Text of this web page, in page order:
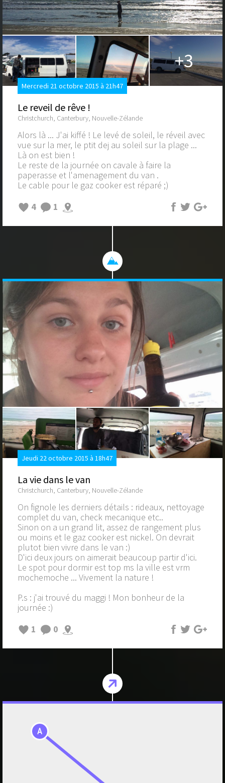
+3
Mercredi 21 octobre 2015 à 21h47
Le reveil de rêve !
Christchurch, Canterbury, Nouvelle-Zélande
Alors là ... J'ai kiffé ! Le levé de soleil, le réveil avec
vue sur la mer, le ptit dej au soleil sur la plage ...
Là on est bien !
Le reste de la journée on cavale à faire la
paperasse et l'amenagement du van .
Le cable pour le gaz cooker est réparé ;)
4
1
Jeudi 22 octobre 2015 à 18h47
La vie dans le van
Christchurch, Canterbury, Nouvelle-Zélande
On fignole les derniers détails : rideaux, nettoyage
complet du van, check mecanique etc..
Sinon on a un grand lit, assez de rangement plus
ou moins et le gaz cooker est nickel. On devrait
plutot bien vivre dans le van :)
D'ici deux jours on aimerait beaucoup partir d'ici.
Le spot pour dormir est top ms la ville est vrm
mochemoche ... Vivement la nature !
P.s : j'ai trouvé du maggi ! Mon bonheur de la
journée :)
1
0
A